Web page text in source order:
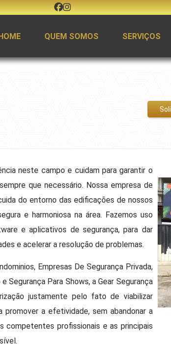
QUEM SOMOS SERVIÇOS
neste campo e cuidam para garantir o
que necessário. Nossa empresa de
do entorno das edificações de nossos
e harmoniosa na área. Fazemos uso
e aplicativos de segurança, para dar
e acelerar a resolução de problemas.
Empresas De Segurança Privada,
Segurança Para Shows, a Gear Segurança
justamente pelo fato de viabilizar
promover a efetividade, sem abandonar a
competentes profissionais e as principais